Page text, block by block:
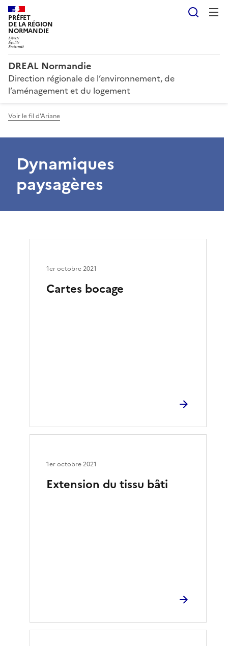
PRÉFET
DE LA RÉGION
NORMANDIE
DREAL Normandie
Direction régionale de l’environnement, de
l’aménagement et du logement
Voir le fil d'Ariane
Dynamiques
paysagères
Cartes bocage
1er octobre 2021
Extension du tissu bâti
1er octobre 2021